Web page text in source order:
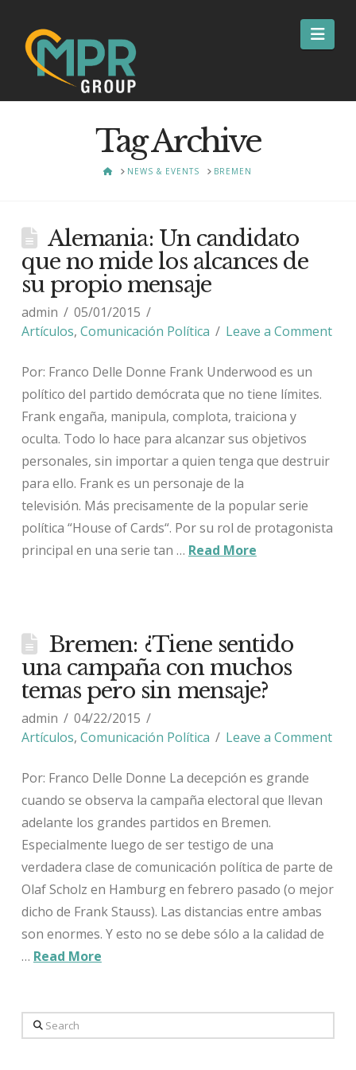
Tag Archive
HOMENEWS & EVENTS BREMEN
Alemania: Un candidato
que no mide los alcances de
su propio mensaje
admin
05/01/2015
Artículos, Comunicación Política Leave a Comment
Por: Franco Delle Donne Frank Underwood es un
político del partido demócrata que no tiene límites.
Frank engaña, manipula, complota, traiciona y
oculta. Todo lo hace para alcanzar sus objetivos
personales, sin importar a quien tenga que destruir
para ello. Frank es un personaje de la
televisión. Más precisamente de la popular serie
política “House of Cards“. Por su rol de protagonista
principal en una serie tan … Read More
Bremen: ¿Tiene sentido
una campaña con muchos
temas pero sin mensaje?
admin
04/22/2015
Artículos, Comunicación Política Leave a Comment
Por: Franco Delle Donne La decepción es grande
cuando se observa la campaña electoral que llevan
adelante los grandes partidos en Bremen.
Especialmente luego de ser testigo de una
verdadera clase de comunicación política de parte de
Olaf Scholz en Hamburg en febrero pasado (o mejor
dicho de Frank Stauss). Las distancias entre ambas
son enormes. Y esto no se debe sólo a la calidad de
… Read More
Search